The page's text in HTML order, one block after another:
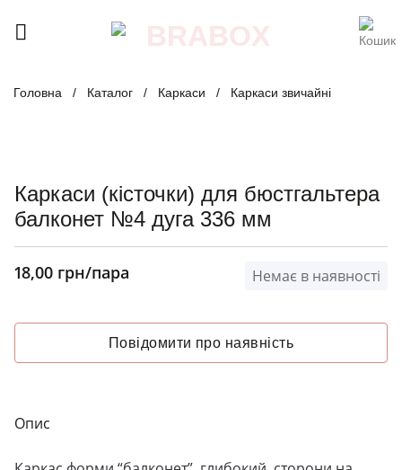
Головна / Каталог / Каркаси / Каркаси звичайні
Каркаси (кісточки) для бюстгальтера
балконет №4 дуга 336 мм
18,00 грн/пара Немає в наявності
Опис